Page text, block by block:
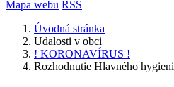
Mapa webu RSS
Úvodná stránka
Udalosti v obci
! KORONAVÍRUS !
Rozhodnutie Hlavného